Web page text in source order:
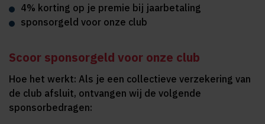
4% korting op je premie bij jaarbetaling
sponsorgeld voor onze club
Scoor sponsorgeld voor onze club
Hoe het werkt: Als je een collectieve verzekering van
de club afsluit, ontvangen wij de volgende
sponsorbedragen: